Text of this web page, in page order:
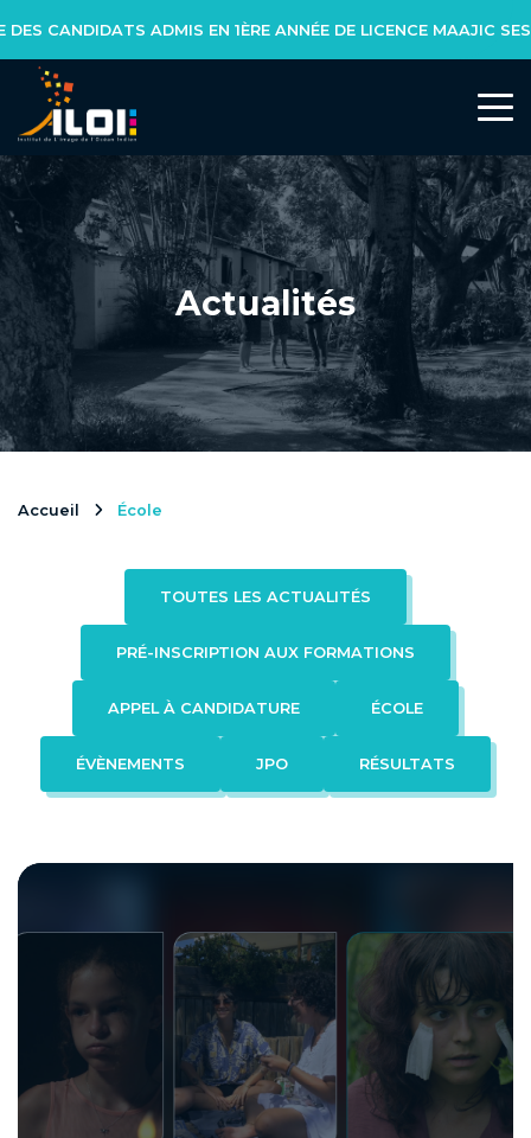
EN 1ÈRE ANNÉE DE LICENCE MAAJIC SESSION 2026-
L’INSTITUT
Notre réseau
Notre équipe
Actualités
NOS FORMATIONS
Procédure d’admission
Actualités
Accueil École
TOUTES LES ACTUALITÉS
PRÉ-INSCRIPTION AUX FORMATIONS
APPEL À CANDIDATURE ÉCOLE
ÉVÈNEMENTS JPO RÉSULTATS